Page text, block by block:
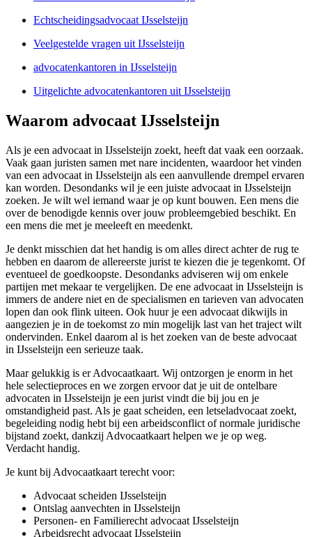
Echtscheidingsadvocaat IJsselsteijn
Veelgestelde vragen uit IJsselsteijn
advocatenkantoren in IJsselsteijn
Uitgelichte advocatenkantoren uit IJsselsteijn
Waarom advocaat IJsselsteijn
Als je een advocaat in IJsselsteijn zoekt, heeft dat vaak een oorzaak.
Vaak gaan juristen samen met nare incidenten, waardoor het vinden
van een advocaat in IJsselsteijn als een aanvullende drempel ervaren
kan worden. Desondanks wil je een juiste advocaat in IJsselsteijn
zoeken. Je wilt wel iemand waar je op kunt bouwen. Een mens die
over de benodigde kennis over jouw probleemgebied beschikt. En
een mens die met je meeleeft en meedenkt.
Je denkt misschien dat het handig is om alles direct achter de rug te
hebben en daarom de allereerste jurist te kiezen die je tegenkomt. Of
eventueel de goedkoopste. Desondanks adviseren wij om enkele
partijen met mekaar te vergelijken. De ene advocaat in IJsselsteijn is
immers de andere niet en de specialismen en tarieven van advocaten
lopen dan ook flink uiteen. Ook huur je een advocaat dikwijls in
aangezien je in de toekomst zo min mogelijk last van het traject wilt
ondervinden. Enkel daarom al is het zoeken van de beste advocaat
in IJsselsteijn een serieuze taak.
Maar gelukkig is er Advocaatkaart. Wij ontzorgen je enorm in het
hele selectieproces en we zorgen ervoor dat je uit de ontelbare
advocaten in IJsselsteijn je een jurist vindt die bij jou en je
omstandigheid past. Als je gaat scheiden, een letseladvocaat zoekt,
begeleiding nodig hebt bij een arbeidsconflict of normale juridische
bijstand zoekt, dankzij Advocaatkaart helpen we je op weg.
Verdacht handig.
Je kunt bij Advocaatkaart terecht voor:
Advocaat scheiden IJsselsteijn
Ontslag aanvechten in IJsselsteijn
Personen- en Familierecht advocaat IJsselsteijn
Arbeidsrecht advocaat IJsselsteijn